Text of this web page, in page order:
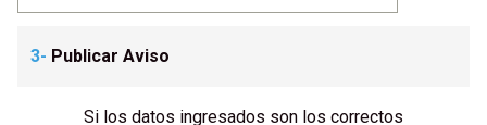
3- Publicar Aviso
Si los datos ingresados son los correctos